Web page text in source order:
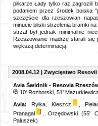
piłkarze Łady tylko raz zagrozili
podaniem przez środek boiska
szczęście dla rzeszowian
minucie bliski strzelenia bramki
strzał był jednak minimalnie
Rzeszowianie mądrze starali
większą determinacją.
2008.04.12 | Zwycięstwo
Avia Świdnik - Resovia
10' Rozborski, 51'
Avia: Ryłka, Kleszcz
,
Pranagal
, Orzędowski (55'
Paluszek)